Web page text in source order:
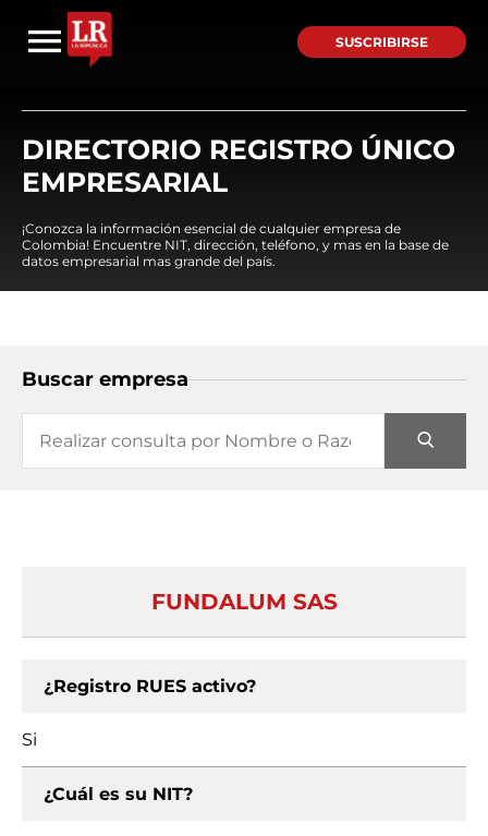
SUSCRIBIRSE
DIRECTORIO REGISTRO ÚNICO
EMPRESARIAL
¡Conozca la información esencial de cualquier empresa de
Colombia! Encuentre NIT, dirección, teléfono, y mas en la base de
datos empresarial mas grande del país.
Buscar empresa
FUNDALUM SAS
¿Registro RUES activo?
Si
¿Cuál es su NIT?